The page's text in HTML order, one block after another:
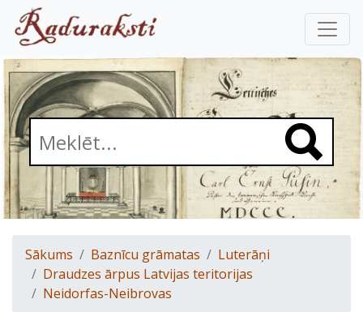
Sākums Baznīcu grāmatas
Luterāņi
Draudzes ārpus Latvijas teritorijas
Neidorfas-Neibrovas